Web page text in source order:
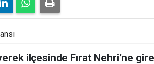
ilçesinde Fırat Nehri’ne